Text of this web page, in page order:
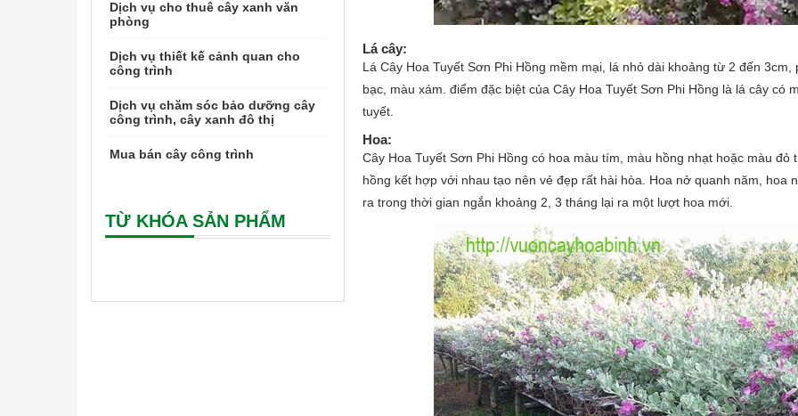
Lá cây:
Lá Cây Hoa Tuyết Sơn Phi Hồng mềm mại, lá nhỏ dài khoảng từ 2 đến
bạc, màu xám. điểm đặc biệt của Cây Hoa Tuyết Sơn Phi Hồng là lá cây
tuyết.
Hoa:
Cây Hoa Tuyết Sơn Phi Hồng có hoa màu tím, màu hồng nhạt hoặc màu
hồng kết hợp với nhau tạo nên vẻ đẹp rất hài hòa. Hoa nở quanh năm, hoa
ra trong thời gian ngắn khoảng 2, 3 tháng lại ra một lượt hoa mới.
Dịch vụ cho thuê cây xanh văn
phòng
Dịch vụ thiết kế cảnh quan cho
công trình
Dịch vụ chăm sóc bảo dưỡng cây
công trình, cây xanh đô thị
Mua bán cây công trình
TỪ KHÓA SẢN PHẨM